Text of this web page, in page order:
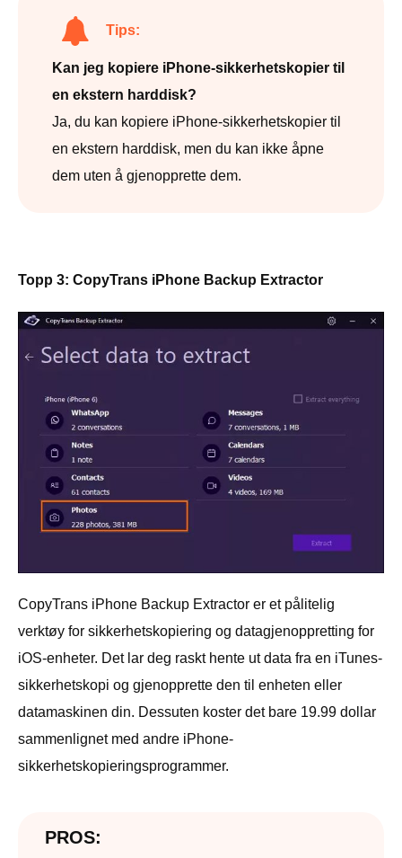
Tips:
Kan jeg kopiere iPhone-sikkerhetskopier til
en ekstern harddisk?
Ja, du kan kopiere iPhone-sikkerhetskopier til
en ekstern harddisk, men du kan ikke åpne
dem uten å gjenopprette dem.
Topp 3: CopyTrans iPhone Backup Extractor
CopyTrans iPhone Backup Extractor er et pålitelig
verktøy for sikkerhetskopiering og datagjenoppretting for
iOS-enheter. Det lar deg raskt hente ut data fra en iTunes-
sikkerhetskopi og gjenopprette den til enheten eller
datamaskinen din. Dessuten koster det bare 19.99 dollar
sammenlignet med andre iPhone-
sikkerhetskopieringsprogrammer.
PROS: